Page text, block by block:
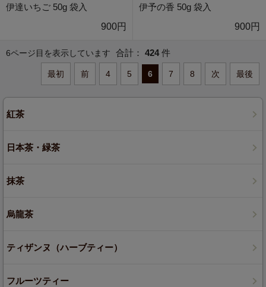
伊達いちご 50g 袋入
900円
伊予の香 50g 袋入
900円
6ページ目を表示しています 合計： 424件
最初 前 4 5 6 7 8 次 最後
紅茶
日本茶・緑茶
抹茶
烏龍茶
ティザンヌ（ハーブティー）
フルーツティー